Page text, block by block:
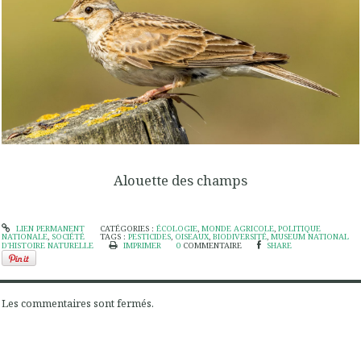
Alouette des champs
LIEN PERMANENT CATÉGORIES : ÉCOLOGIE, MONDE AGRICOLE, POLITIQUE
NATIONALE, SOCIÉTÉ TAGS :PESTICIDES, OISEAUX,BIODIVERSITÉ,MUSEUM NATIONAL
D'HISTOIRE NATURELLE
IMPRIMER 0 COMMENTAIRE SHARE
Les commentaires sont fermés.